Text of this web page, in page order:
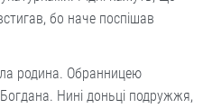
бо наче поспішав
родина. Обранницею
Нині доньці подружжя,